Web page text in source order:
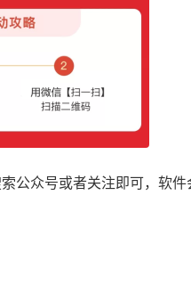
公众号或者关注即可，软件